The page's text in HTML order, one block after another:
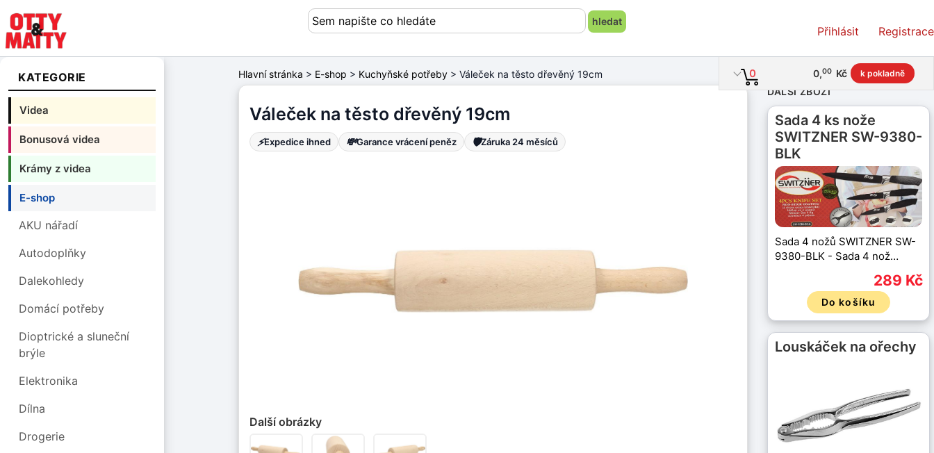
Přihlásit Registrace
0 0,00 Kč k pokladně
KATEGORIE
Videa
Bonusová videa
Krámy z videa
E-shop
AKU nářadí
Autodoplňky
Dalekohledy
Domácí potřeby
Dioptrické a sluneční
brýle
Elektronika
Dílna
Drogerie
Hlavní stránka > E-shop > Kuchyňské potřeby > Váleček na těsto dřevěný 19cm
Váleček na těsto dřevěný 19cm
⚡Expedice ihned 💸Garance vrácení peněz 🛡️Záruka 24 měsíců
Další obrázky
DALŠÍ ZBOŽÍ
Sada 4 ks nože
SWITZNER SW-9380-
BLK
Sada 4 nožů SWITZNER SW-
9380-BLK - Sada 4 nož…
289 Kč
Do košíku
Louskáček na ořechy